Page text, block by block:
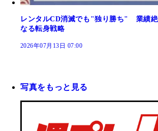
レンタルCD消滅でも"独り勝ち" 業績
なる転身戦略
2026年07月13日 07:00
写真をもっと見る